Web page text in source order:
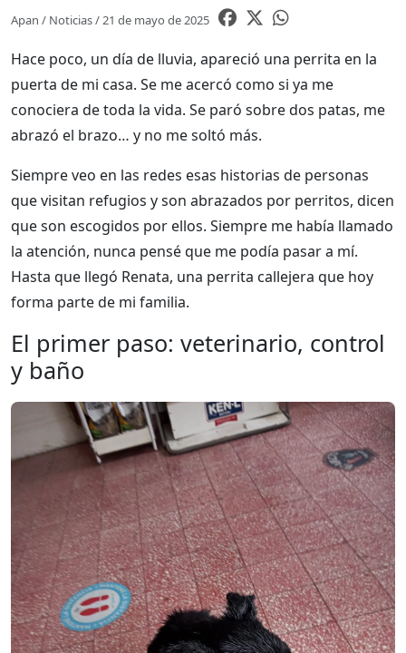
Apan / Noticias / 21 de mayo de 2025
Hace poco, un día de lluvia, apareció una perrita en la
puerta de mi casa. Se me acercó como si ya me
conociera de toda la vida. Se paró sobre dos patas, me
abrazó el brazo… y no me soltó más.
Siempre veo en las redes esas historias de personas
que visitan refugios y son abrazados por perritos, dicen
que son escogidos por ellos. Siempre me había llamado
la atención, nunca pensé que me podía pasar a mí.
Hasta que llegó Renata, una perrita callejera que hoy
forma parte de mi familia.
El primer paso: veterinario, control
y baño